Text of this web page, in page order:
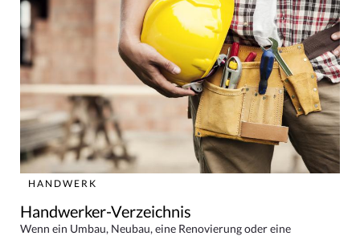
HANDWERK
Handwerker-Verzeichnis
Wenn ein Umbau, Neubau, eine Renovierung oder eine